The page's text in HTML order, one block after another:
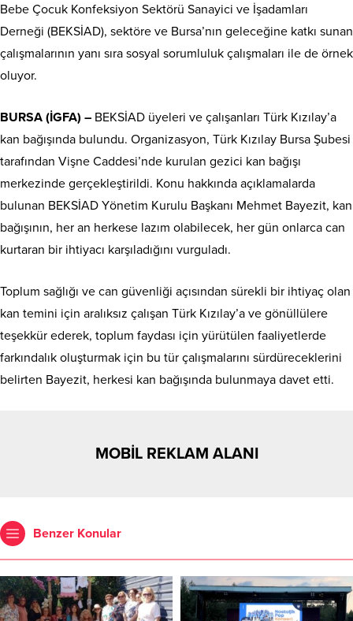
Bebe Çocuk Konfeksiyon Sektörü Sanayici ve İşadamları
Derneği (BEKSİAD), sektöre ve Bursa’nın geleceğine katkı sunan
çalışmalarının yanı sıra sosyal sorumluluk çalışmaları ile de örnek
oluyor.
BURSA (İGFA) – BEKSİAD üyeleri ve çalışanları Türk Kızılay’a
kan bağışında bulundu. Organizasyon, Türk Kızılay Bursa Şubesi
tarafından Vişne Caddesi’nde kurulan gezici kan bağışı
merkezinde gerçekleştirildi. Konu hakkında açıklamalarda
bulunan BEKSİAD Yönetim Kurulu Başkanı Mehmet Bayezit, kan
bağışının, her an herkese lazım olabilecek, her gün onlarca can
kurtaran bir ihtiyacı karşıladığını vurguladı.
Toplum sağlığı ve can güvenliği açısından sürekli bir ihtiyaç olan
kan temini için aralıksız çalışan Türk Kızılay’a ve gönüllülere
teşekkür ederek, toplum faydası için yürütülen faaliyetlerde
farkındalık oluşturmak için bu tür çalışmalarını sürdüreceklerini
belirten Bayezit, herkesi kan bağışında bulunmaya davet etti.
MOBİL REKLAM ALANI
Benzer Konular